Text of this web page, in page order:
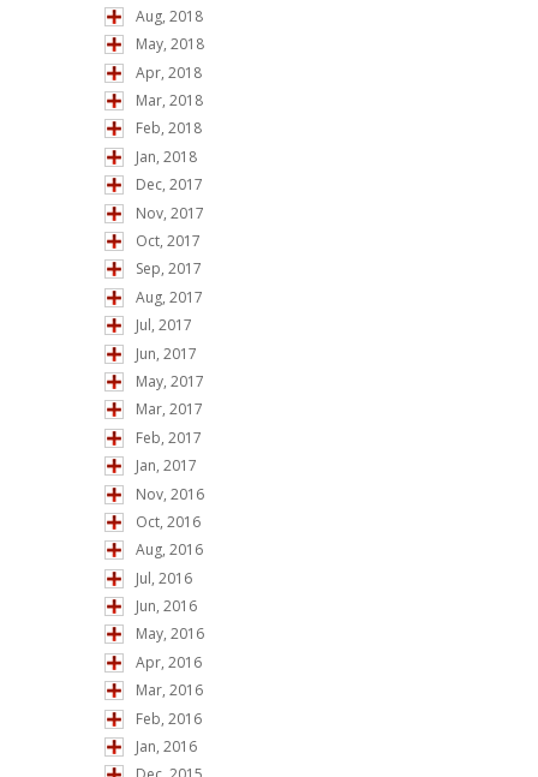
Aug, 2018
May, 2018
Apr, 2018
Mar, 2018
Feb, 2018
Jan, 2018
Dec, 2017
Nov, 2017
Oct, 2017
Sep, 2017
Aug, 2017
Jul, 2017
Jun, 2017
May, 2017
Mar, 2017
Feb, 2017
Jan, 2017
Nov, 2016
Oct, 2016
Aug, 2016
Jul, 2016
Jun, 2016
May, 2016
Apr, 2016
Mar, 2016
Feb, 2016
Jan, 2016